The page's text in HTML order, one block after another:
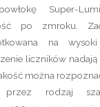
Super-
po zmroku.
na
liczników
można
przez rodzaj